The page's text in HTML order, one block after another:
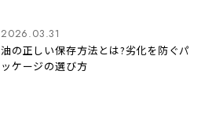
2026.03.31
油の正しい保存方法とは?劣化を防ぐパ
ッケージの選び方